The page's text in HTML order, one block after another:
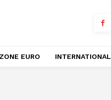
ZONE EURO INTERNATIONAL